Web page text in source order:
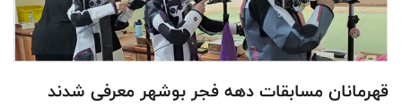
قهرمانان مسابقات دهه فجر بوشهر معرفی شدند